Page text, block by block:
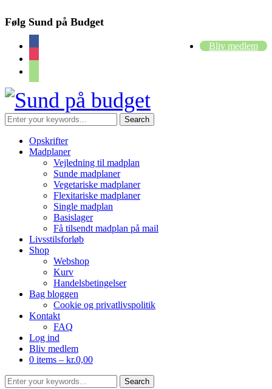
Følg Sund på Budget
Bliv medlem
Opskrifter
Madplaner
Vejledning til madplan
Sunde madplaner
Vegetariske madplaner
Flexitariske madplaner
Single madplan
Basislager
Få tilsendt madplan på mail
Livsstilsforløb
Shop
Webshop
Kurv
Handelsbetingelser
Bag bloggen
Cookie og privatlivspolitik
Kontakt
FAQ
Log ind
Bliv medlem
0 items – kr.0,00